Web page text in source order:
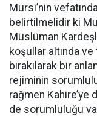
Mursi’nin
belirtilmelidir ki
Müslüman
koşullar altında
bırakılarak bir
rejiminin
rağmen
de sorumluluğu